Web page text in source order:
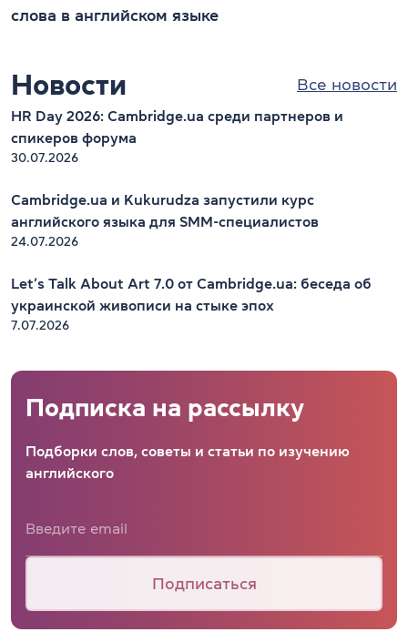
слова в английском языке
Новости Все новости
HR Day 2026: Cambridge.ua среди партнеров и
спикеров форума
30.07.2026
Cambridge.ua и Kukurudza запустили курс
английского языка для SMM-специалистов
24.07.2026
Let’s Talk About Art 7.0 от Cambridge.ua: беседа об
украинской живописи на стыке эпох
7.07.2026
Подписка на рассылку
Подборки слов, советы и статьи по изучению
английского
Подписаться